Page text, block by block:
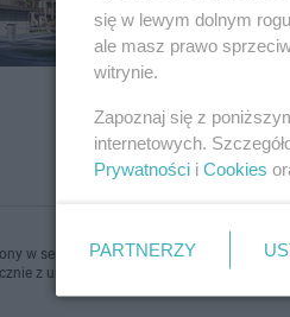
w serwisie nie może być powielany i
z umieszczaniem w Internecie bez
się w lewym dolnym
ale masz prawo
witrynie.
Zapoznaj się z
internetowych.
Prywatności i Cookies
PARTNERZY